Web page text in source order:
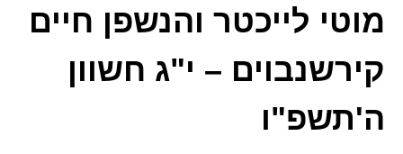
מוטי לייכטר והנשפן חיים
קירשנבוים – י"ג חשוון
ה'תשפ"ו